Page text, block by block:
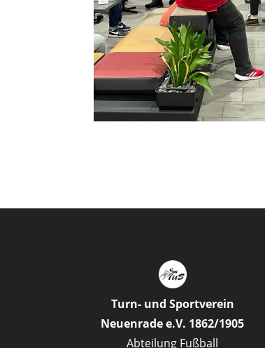
Turn- und Sportverein
Neuenrade e.V. 1862/1905
Abteilung Fußball